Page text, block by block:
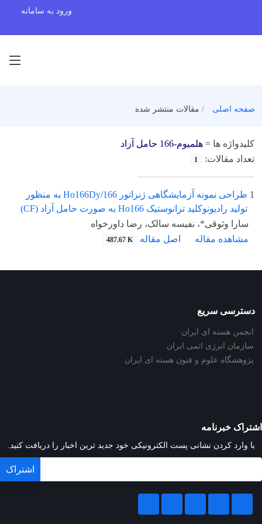
ورود به سامانه
صفحه اصلی مقالات منتشر شده
کلیدواژه ها = هلمیوم-166 حامل آزاد
تعداد مقالات:
1
1
طراحی نمونه آزمایشگاهی ژنراتور Ho166Dy/166 به منظور
تولید رادیونوکلید ترانوستیک Ho166 به صورت حامل آزاد (CF)
سارا وثوقی*، نفیسه سالک، رضا داورخواه
مشاهده مقاله
اصل مقاله 487.67 K
دسترسی سریع
انجمن هسته ای ایران
سازمان انرژی اتمی ایران
پژوهشگاه علوم و فنون هسته ای ایران
اشتراک خبرنامه
با وارد کردن نشانی پست الکترونیکی خود جدید ترین اخبار را دریافت کنید.